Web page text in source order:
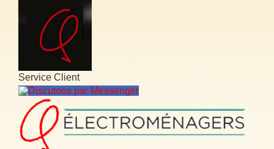
Service Client
Discutons par Messenger